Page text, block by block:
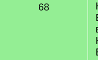
68